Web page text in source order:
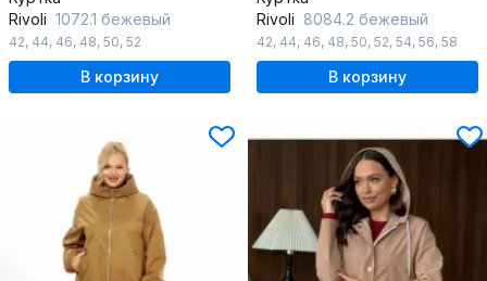
Rivoli 1072.1 бежевый
42, 44, 46, 48, 50, 52
В корзину
Rivoli 8084.2 бежевый
42, 44, 46, 48, 50, 52, 54, 56, 58
В корзину